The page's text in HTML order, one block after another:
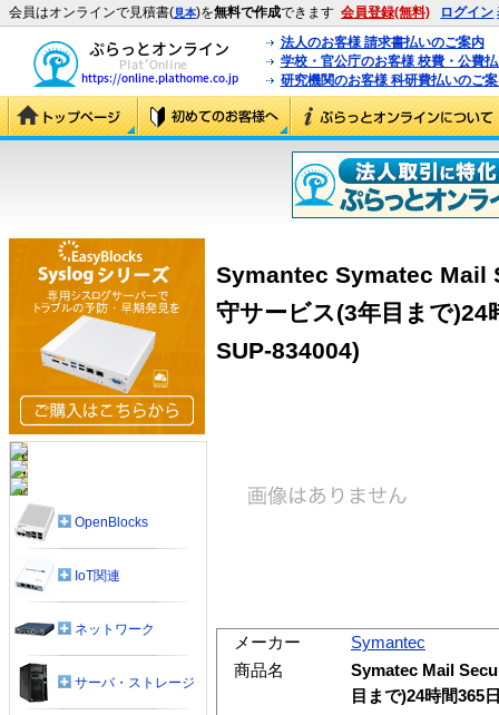
会員はオンラインで見積書(見本)を無料で作成できます 会員登録(無料) ログイン
法人のお客様 請求書払いのご案内
学校・官公庁のお客様 校費・公費
研究機関のお客様 科研費払いのご
Symantec Symatec Mail
守サービス(3年目まで)24
SUP-834004)
メーカー
Symantec
商品名
Symatec Mail
目まで)24時間365
OpenBlocks
IoT関連
ネットワーク
サーバ・ストレージ